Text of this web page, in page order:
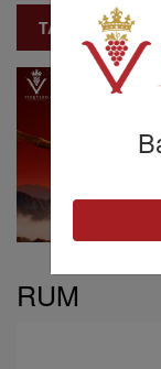
TẤT CẢ SẢN
RUM